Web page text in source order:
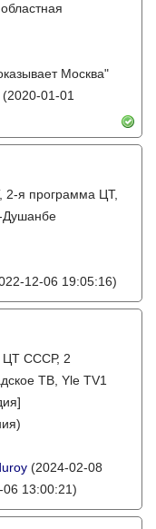
Москва"
(2020-01-01
2-я программа ЦТ,
Душанбе
12-06 19:05:16)
ЦТ СССР, 2
ТВ, Yle TV1
(2024-02-08
13:00:21)